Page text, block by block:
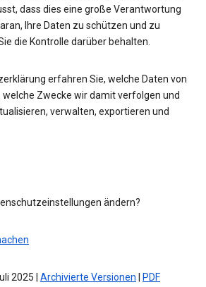
dass dies eine große Verantwortung
Ihre Daten zu schützen und zu
die Kontrolle darüber behalten.
erfahren Sie, welche Daten von
Zwecke wir damit verfolgen und
verwalten, exportieren und
ändern?
2025 | Archivierte Versionen
PDF